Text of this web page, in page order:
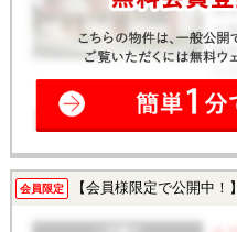
会員限定 【会員様限定で公開中！】